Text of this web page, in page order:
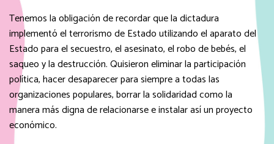
Tenemos la obligación de recordar que la dictadura
implementó el terrorismo de Estado utilizando el aparato del
Estado para el secuestro, el asesinato, el robo de bebés, el
saqueo y la destrucción. Quisieron eliminar la participación
política, hacer desaparecer para siempre a todas las
organizaciones populares, borrar la solidaridad como la
manera más digna de relacionarse e instalar así un proyecto
económico.